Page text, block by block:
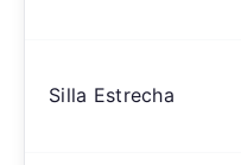
Silla Estrecha